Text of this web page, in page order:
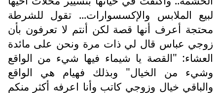
لبيع الملابس والإكسسوارات... تقول للشرطة
محتجة أعرف أنها قصة لكن أنتم لا تعرفون بأن
زوجي عباس قال لي ذات مرة ونحن على مائدة
العشاء: "القصة يا شيماء فيها شيء من الواقع
وشيء من الخيال" وبذلك فهيام هي الواقع
والباقي خيال وزوجي كاتب وأنا اعرفه أكثر منكم